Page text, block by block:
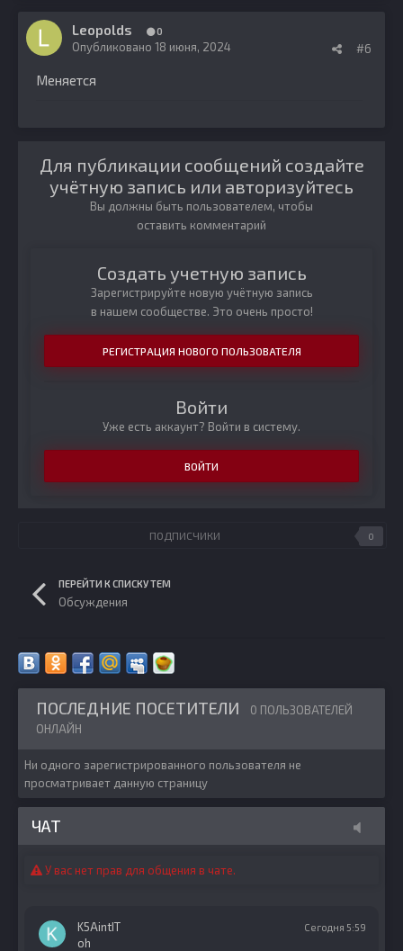
Leopolds 0
#6
Опубликовано 18 июня, 2024
Меняется
Для публикации сообщений создайте
учётную запись или авторизуйтесь
Вы должны быть пользователем, чтобы
оставить комментарий
Создать учетную запись
Зарегистрируйте новую учётную запись
в нашем сообществе. Это очень просто!
РЕГИСТРАЦИЯ НОВОГО ПОЛЬЗОВАТЕЛЯ
Войти
Уже есть аккаунт? Войти в систему.
ВОЙТИ
ПОДПИСЧИКИ 0
ПЕРЕЙТИ К СПИСКУ ТЕМ
Обсуждения
ПОСЛЕДНИЕ ПОСЕТИТЕЛИ
0 ПОЛЬЗОВАТЕЛЕЙ
ОНЛАЙН
Ни одного зарегистрированного пользователя не
просматривает данную страницу
ЧАТ
У вас нет прав для общения в чате.
K5AintIT Сегодня 5:59
oh